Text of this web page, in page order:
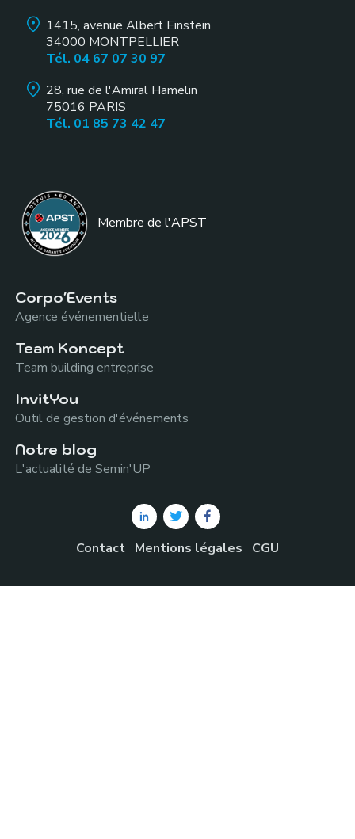
1415, avenue Albert Einstein
34000 MONTPELLIER
Tél. 04 67 07 30 97
28, rue de l'Amiral Hamelin
75016 PARIS
Tél. 01 85 73 42 47
Membre de l'APST
Corpo'Events
Agence événementielle
Team Koncept
Team building entreprise
InvitYou
Outil de gestion d'événements
Notre blog
L'actualité de Semin'UP
Contact Mentions légales CGU